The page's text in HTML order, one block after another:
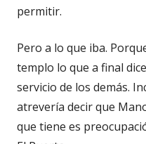
permitir.
Pero a lo que iba.
templo lo que a final
servicio de los demás.
atrevería decir que
que tiene es